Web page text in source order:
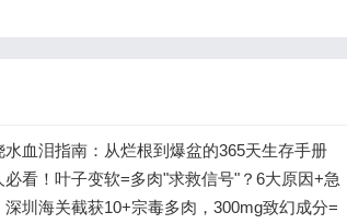
水血泪指南：从烂根到爆盆的365天生存手册
必看！叶子变软=多肉"求救信号"？6大原因+急
肉肉秒回血
深圳海关截获10+宗毒多肉，300mg致幻成分=